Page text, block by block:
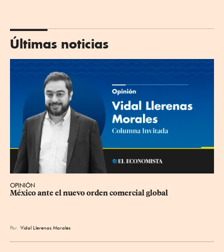
Últimas noticias
OPINIÓN
México ante el nuevo orden comercial global
Por Vidal Llerenas Morales